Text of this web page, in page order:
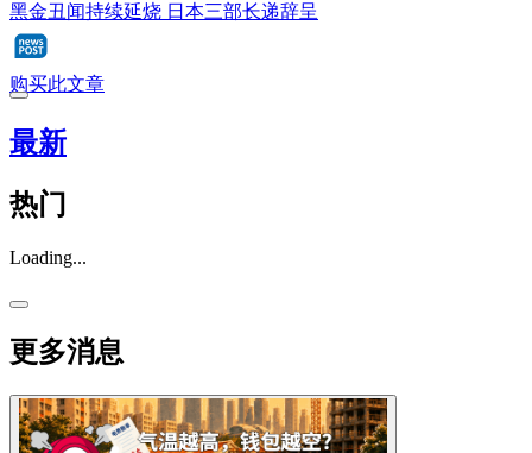
黑金丑闻持续延烧 日本三部长递辞呈
购买此文章
最新
热门
Loading...
更多消息